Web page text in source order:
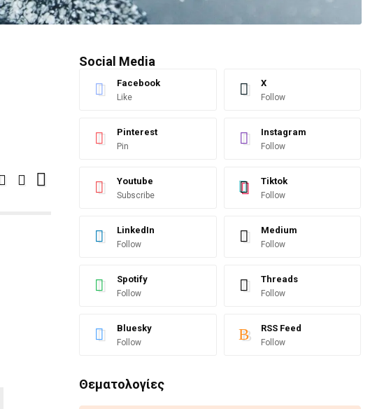
Social Media
Facebook
Like
X
Follow
Pinterest
Pin
Instagram
Follow
Youtube
Subscribe
Tiktok
Follow
LinkedIn
Follow
Medium
Follow
Spotify
Follow
Threads
Follow
Bluesky
Follow
RSS Feed
Follow
Θεματολογίες